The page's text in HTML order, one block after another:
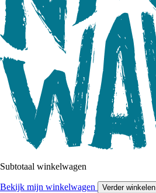
Subtotaal winkelwagen
Bekijk mijn winkelwagen Verder winkelen